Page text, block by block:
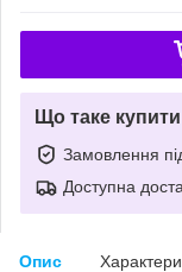
Що таке
Замовлення
Доступна
Опис